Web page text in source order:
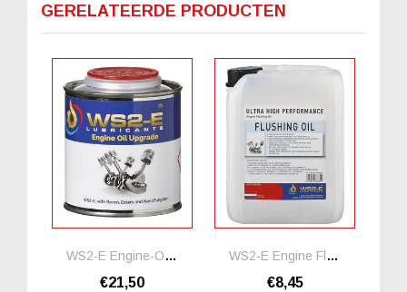
GERELATEERDE PRODUCTEN
WS2-E Engine-Oil-Upgrade Motorolie Additief
€21,50
WS2-E Engine Flushing Oil *1 Liter
€8,45